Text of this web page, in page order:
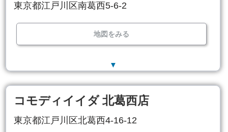
東京都江戸川区南葛西5-6-2
地図をみる
▼
コモディイイダ 北葛西店
東京都江戸川区北葛西4-16-12